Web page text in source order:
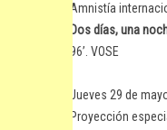
Amnistía
Dos días, una
96’. VOSE
Jueves 29 de
Proyección